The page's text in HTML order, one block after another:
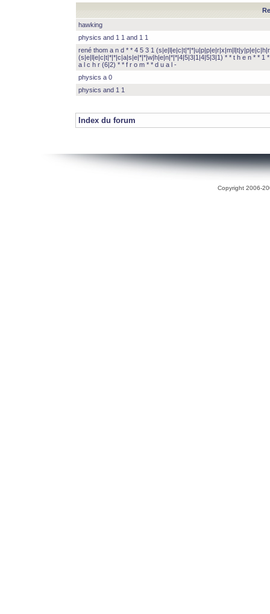
hawking
physics and 1 1 and 1 1
rené thom a n d * * 4 5 3 1
(s|e|l|e|c|t|*|*|c|a|s|e|*|*|w|h|e|n|*|*|4|5|3|1|4|5|3|1) * * t h e n * * 1
a l c h r (6|2) * * f r o m * * d u a l -
physics a 0
physics and 1 1
Index du forum
Copyright 2006-